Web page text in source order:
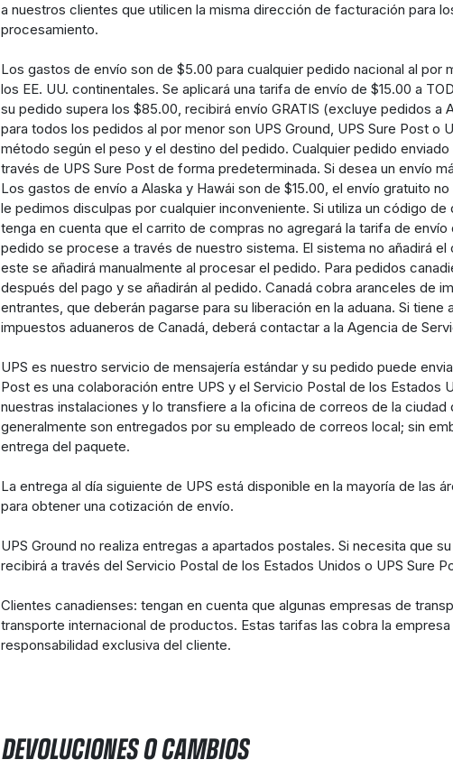
a nuestros clientes que utilicen la misma dirección de facturación para
procesamiento.
Los gastos de envío son de $5.00 para cualquier pedido nacional al
los EE. UU. continentales. Se aplicará una tarifa de envío de $15.00 a
su pedido supera los $85.00, recibirá envío GRATIS (excluye pedidos a
para todos los pedidos al por menor son UPS Ground, UPS Sure Post o
método según el peso y el destino del pedido. Cualquier pedido
través de UPS Sure Post de forma predeterminada. Si desea un envío
Los gastos de envío a Alaska y Hawái son de $15.00, el envío gratuito
le pedimos disculpas por cualquier inconveniente. Si utiliza un código
tenga en cuenta que el carrito de compras no agregará la tarifa de
pedido se procese a través de nuestro sistema. El sistema no añadirá
este se añadirá manualmente al procesar el pedido. Para pedidos
después del pago y se añadirán al pedido. Canadá cobra aranceles de
entrantes, que deberán pagarse para su liberación en la aduana. Si
impuestos aduaneros de Canadá, deberá contactar a la Agencia de
UPS es nuestro servicio de mensajería estándar y su pedido puede
Post es una colaboración entre UPS y el Servicio Postal de los Estados
nuestras instalaciones y lo transfiere a la oficina de correos de la
generalmente son entregados por su empleado de correos local; sin
entrega del paquete.
La entrega al día siguiente de UPS está disponible en la mayoría de las
para obtener una cotización de envío.
UPS Ground no realiza entregas a apartados postales. Si necesita que
recibirá a través del Servicio Postal de los Estados Unidos o UPS Sure
Clientes canadienses: tengan en cuenta que algunas empresas de
transporte internacional de productos. Estas tarifas las cobra la
responsabilidad exclusiva del cliente.
DEVOLUCIONES O CAMBIOS